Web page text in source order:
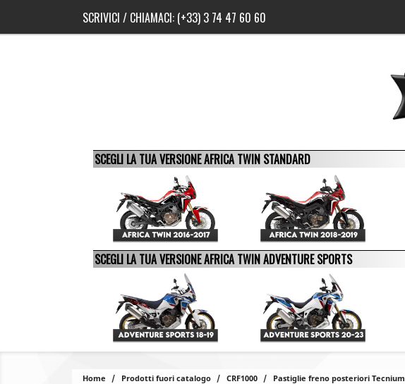
SCRIVICI / CHIAMACI: (+33) 3 74 47 60 60
SCEGLI LA TUA VERSIONE AFRICA TWIN STANDARD
SCEGLI LA TUA VERSIONE AFRICA TWIN ADVENTURE SPORTS
Home Prodotti fuori catalogo CRF1000 Pastiglie freno posteriori Tecnium